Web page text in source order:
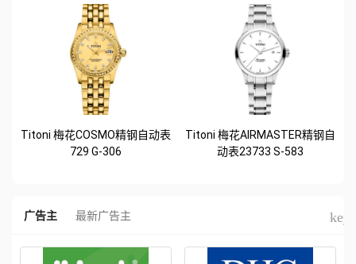
Titoni 梅花COSMO精钢自动表
729 G-306
Titoni 梅花AIRMASTER精钢自
动表23733 S-583
广告主 最新广告主